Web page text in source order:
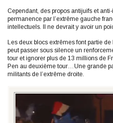
Cependant, des propos antijuifs et
permanence par l’extrême gauche
intellectuels. Il ne devrait y avoir un
Les deux blocs extrêmes font partie
peut passer sous silence un
tour et ignorer plus de 13 millions de
Pen au deuxième tour…Une grande
militants de l’extrême droite.